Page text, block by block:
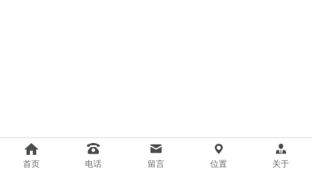
首页 电话 留言 位置 关于